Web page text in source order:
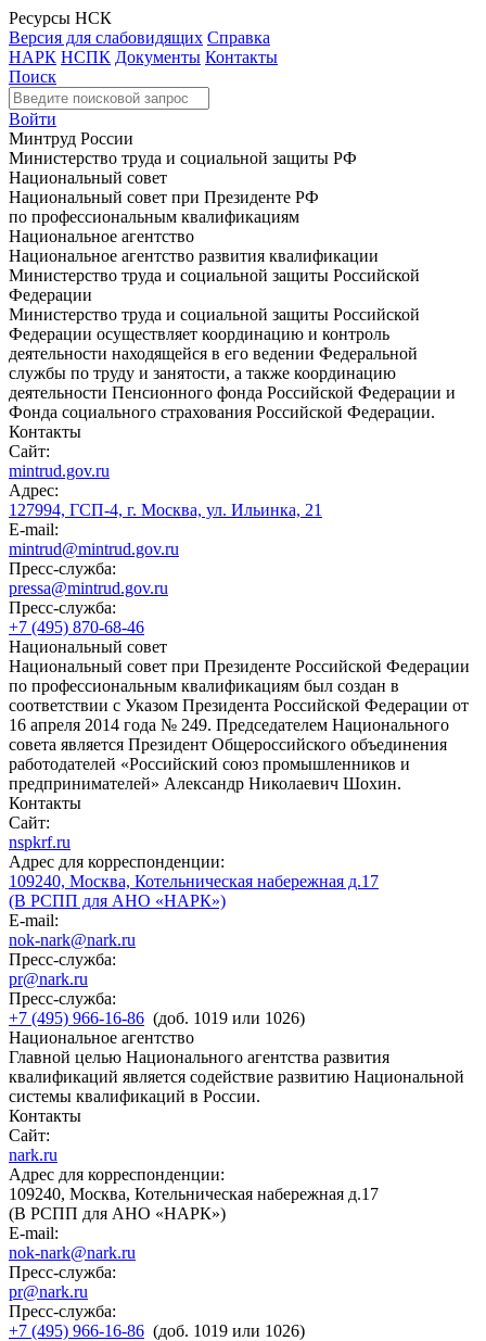
Ресурсы НСК
Версия для слабовидящих Справка
НАРК НСПК Документы Контакты
Поиск
Войти
Минтруд России
Министерство труда и социальной защиты РФ
Национальный совет
Национальный совет при Президенте РФ
по профессиональным квалификациям
Национальное агентство
Национальное агентство развития квалификации
Министерство труда и социальной защиты Российской
Федерации
Министерство труда и социальной защиты Российской
Федерации осуществляет координацию и контроль
деятельности находящейся в его ведении Федеральной
службы по труду и занятости, а также координацию
деятельности Пенсионного фонда Российской Федерации и
Фонда социального страхования Российской Федерации.
Контакты
Сайт:
mintrud.gov.ru
Адрес:
127994, ГСП-4, г. Москва, ул. Ильинка, 21
E-mail:
mintrud@mintrud.gov.ru
Пресс-служба:
pressa@mintrud.gov.ru
Пресс-служба:
+7 (495) 870-68-46
Национальный совет
Национальный совет при Президенте Российской Федерации
по профессиональным квалификациям был создан в
соответствии с Указом Президента Российской Федерации от
16 апреля 2014 года № 249. Председателем Национального
совета является Президент Общероссийского объединения
работодателей «Российский союз промышленников и
предпринимателей» Александр Николаевич Шохин.
Контакты
Сайт:
nspkrf.ru
Адрес для корреспонденции:
109240, Москва, Котельническая набережная д.17
(В РСПП для АНО «НАРК»)
E-mail:
nok-nark@nark.ru
Пресс-служба:
pr@nark.ru
Пресс-служба:
+7 (495) 966-16-86 (доб. 1019 или 1026)
Национальное агентство
Главной целью Национального агентства развития
квалификаций является содействие развитию Национальной
системы квалификаций в России.
Контакты
Сайт:
nark.ru
Адрес для корреспонденции:
109240, Москва, Котельническая набережная д.17
(В РСПП для АНО «НАРК»)
E-mail:
nok-nark@nark.ru
Пресс-служба:
pr@nark.ru
Пресс-служба:
+7 (495) 966-16-86 (доб. 1019 или 1026)